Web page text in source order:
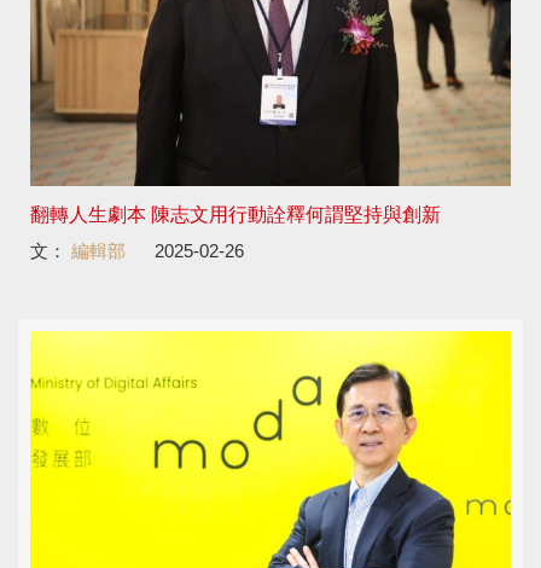
翻轉人生劇本 陳志文用行動詮釋何謂堅持與創新
文： 編輯部 2025-02-26